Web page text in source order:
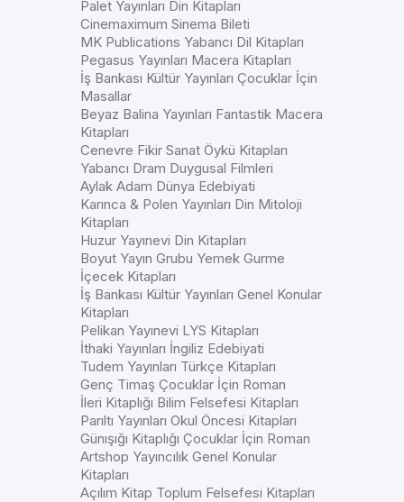
Palet Yayınları Din Kitapları
Cinemaximum Sinema Bileti
MK Publications Yabancı Dil Kitapları
Pegasus Yayınları Macera Kitapları
İş Bankası Kültür Yayınları Çocuklar İçin
Masallar
Beyaz Balina Yayınları Fantastik Macera
Kitapları
Cenevre Fikir Sanat Öykü Kitapları
Yabancı Dram Duygusal Filmleri
Aylak Adam Dünya Edebiyati
Karınca & Polen Yayınları Din Mitoloji
Kitapları
Huzur Yayınevi Din Kitapları
Boyut Yayın Grubu Yemek Gurme
İçecek Kitapları
İş Bankası Kültür Yayınları Genel Konular
Kitapları
Pelikan Yayınevi LYS Kitapları
İthaki Yayınları İngiliz Edebiyati
Tudem Yayınları Türkçe Kitapları
Genç Timaş Çocuklar İçin Roman
İleri Kitaplığı Bilim Felsefesi Kitapları
Parıltı Yayınları Okul Öncesi Kitapları
Günışığı Kitaplığı Çocuklar İçin Roman
Artshop Yayıncılık Genel Konular
Kitapları
Açılım Kitap Toplum Felsefesi Kitapları